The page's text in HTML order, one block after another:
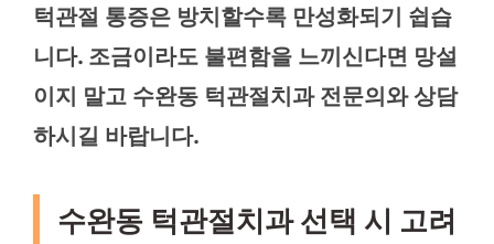
턱관절 통증은 방치할수록 만성화되기 쉽습
니다. 조금이라도 불편함을 느끼신다면 망설
이지 말고 수완동 턱관절치과 전문의와 상담
하시길 바랍니다.
수완동 턱관절치과 선택 시 고려